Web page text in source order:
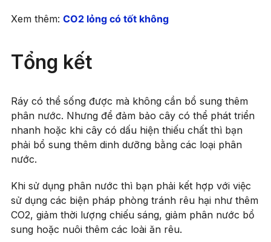
Xem thêm: CO2 lỏng có tốt không
Tổng kết
Ráy có thể sống được mà không cần bổ sung thêm
phân nước. Nhưng để đảm bảo cây có thể phát triển
nhanh hoặc khi cây có dấu hiện thiếu chất thì bạn
phải bổ sung thêm dinh dưỡng bằng các loại phân
nước.
Khi sử dụng phân nước thì bạn phải kết hợp với việc
sử dụng các biện pháp phòng tránh rêu hại như thêm
CO2, giảm thời lượng chiếu sáng, giảm phân nước bổ
sung hoặc nuôi thêm các loài ăn rêu.